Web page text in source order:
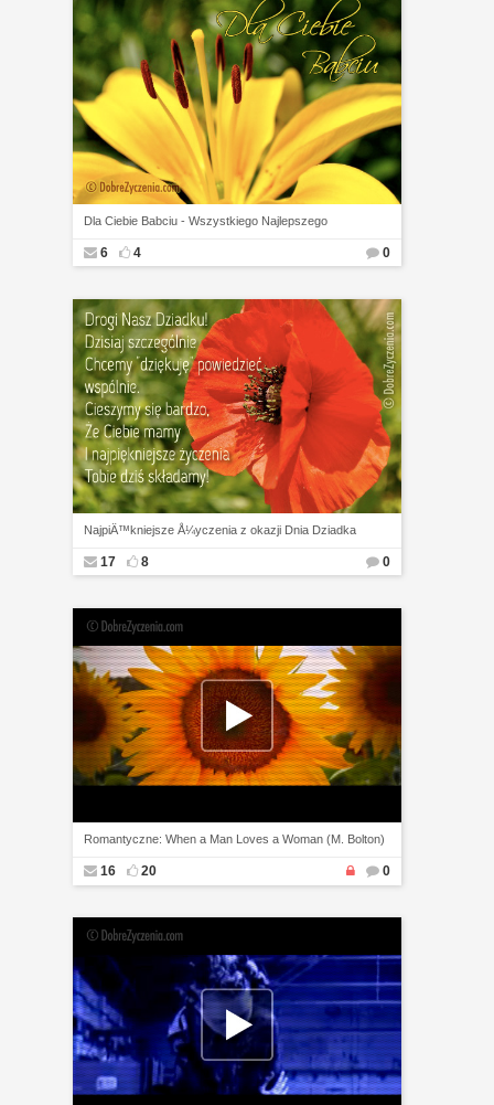
Dla Ciebie Babciu - Wszystkiego Najlepszego
6 4 0
NajpiÄ™kniejsze Å¼yczenia z okazji Dnia Dziadka
17 8 0
Romantyczne: When a Man Loves a Woman (M. Bolton)
16 20 0